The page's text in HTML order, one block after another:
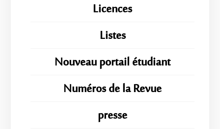
Licences
Listes
Nouveau portail étudiant
Numéros de la Revue
presse